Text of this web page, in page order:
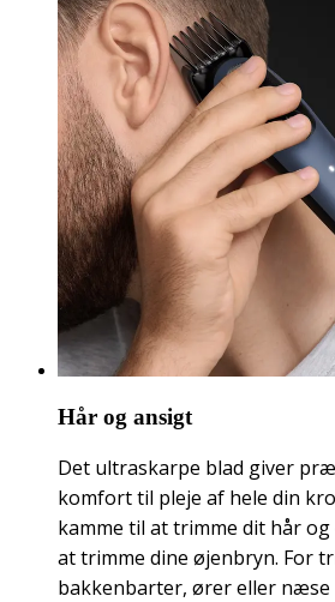
Hår og ansigt
Det ultraskarpe blad giver
komfort til pleje af hele din
kamme til at trimme dit hår
at trimme dine øjenbryn. For
bakkenbarter, ører eller næse